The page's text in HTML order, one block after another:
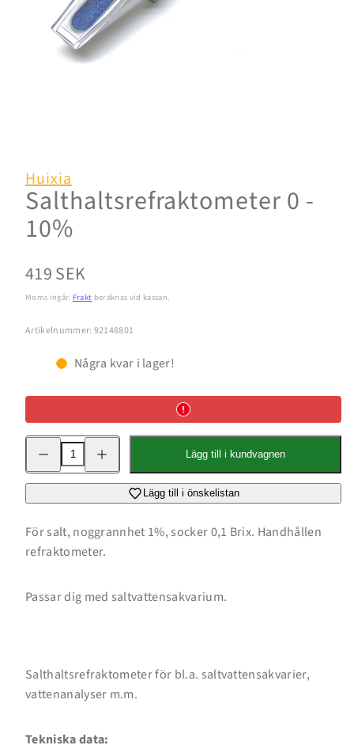
Huixia
Salthaltsrefraktometer 0 -
10%
Normalpris
419 SEK
Moms ingår. Frakt beräknas vid kassan.
Artikelnummer: 92148801
Några kvar i lager!
Minska
kvantitet
-
kvantitet
-
Lägg till i kundvagnen
Lägg till i önskelistan
För salt, noggrannhet 1%, socker 0,1 Brix. Handhållen
refraktometer.
Passar dig med saltvattensakvarium.
Salthaltsrefraktometer för bl.a. saltvattensakvarier,
vattenanalyser m.m.
Tekniska data: